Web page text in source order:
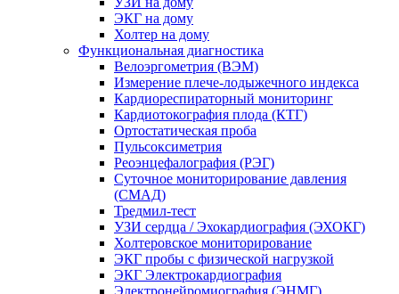
ЭКГ на дому
Холтер на дому
Функциональная диагностика
Велоэргометрия (ВЭМ)
Измерение плече-лодыжечного индекса
Кардиореспираторный мониторинг
Кардиотокография плода (КТГ)
Ортостатическая проба
Пульсоксиметрия
Реоэнцефалография (РЭГ)
Суточное мониторирование давления
(СМАД)
Тредмил-тест
УЗИ сердца / Эхокардиография (ЭХОКГ)
Холтеровское мониторирование
ЭКГ пробы с физической нагрузкой
ЭКГ Электрокардиография
Электронейромиография (ЭНМГ)